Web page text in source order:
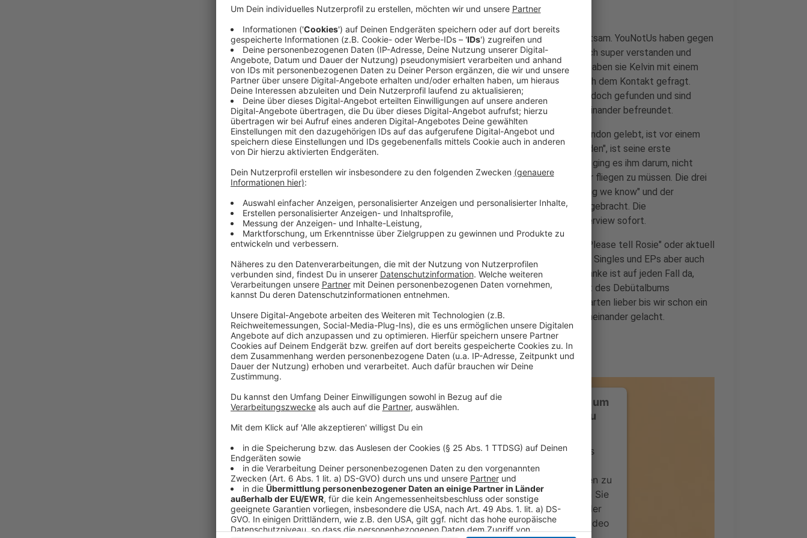
Allein die Geschichte, wie sie sich kennenlernten ist sehr unterhaltsam. YouNotUs haben gegen
Kelvin bei einem Benefizturnier Fußball gespielt. Die drei haben sich super verstanden und
beschlossen mal musikalisch was gemeinsam zu machen. Leider haben sie Kelvin mit einem
anderen Sänger verwechselt und beim falschen Management nach dem Kontakt gefragt.
Inzwischen lachen alle drei laut darüber, denn sie haben sich dann doch gefunden und sind
inzwischen neben der beruflichen Verbindung auch privat gut miteinander befreundet.
Kelvin Jones, eigentlich aus Simbabwe stammend, hat lange in London gelebt, ist vor einem
Jahr dann aber nach Berlin gezogen. "Um den besten Döner zu finden", ist seine erste
Begründung, wieder mit einem lauten Lachen. Denn hauptsächlich ging es ihm darum, nicht
mehr für jede Aufnahme und jeden Track mit YouNotUs hin und her fliegen zu müssen. Die drei
schreiben schon länger Songs zusammen und haben mit "Only thing we know" und der
aktuellen Single "Seventeen" auch zwei gemeinsame Singles rausgebracht. Die
Zusammenarbeit macht allen großen Spaß, das merkt man im Interview sofort.
YouNotUs selbst sind schon seit Jahren erfolgreich. "Supergirl", "Please tell Rosie" oder aktuell
"Narcotic". Die beiden DJs liefern ohne Ende Hits ab. Ob es neben Singles und EPs aber auch
mal ein Album geben wird, lassen sie noch etwas offen. "Der Gedanke ist auf jeden Fall da,
aber es muss auch alles stimmen (…) wir wollen uns den Zeitpunkt des Debütalbums
heilighalten, weil ein Debütalbum macht man nur einmal und wir warten lieber bis wir schon ein
Best Of Album rausbringen können (…)", und wieder wird laut durcheinander gelacht.
Anzeige
Wir benötigen Ihre Zustimmung, um
den YouTube Video-Service zu
Wir verwenden einen Service eines
Drittanbieters, um Videoinhalte
einzubetten. Dieser Service kann Daten zu
Ihren Aktivitäten sammeln. Bitte lesen Sie
die Details durch und stimmen Sie der
Nutzung des Service zu, um dieses Video